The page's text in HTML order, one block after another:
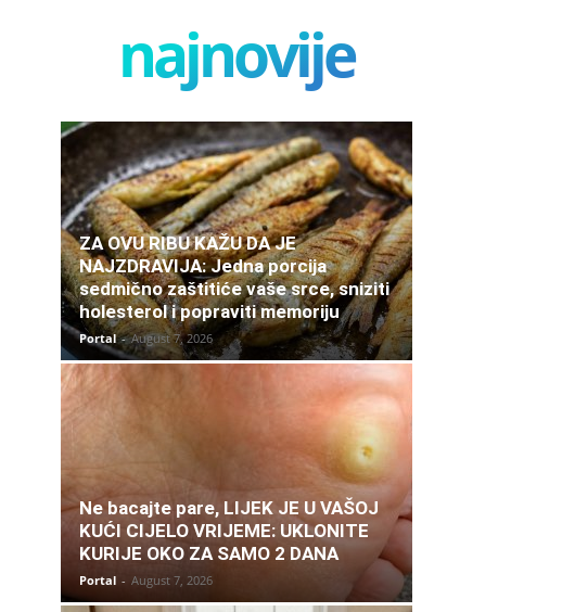
najnovije
ZA OVU RIBU KAŽU DA JE
NAJZDRAVIJA: Jedna porcija
sedmično zaštitiće vaše srce, sniziti
holesterol i popraviti memoriju
Portal - August 7, 2026
Ne bacajte pare, LIJEK JE U VAŠOJ
KUĆI CIJELO VRIJEME: UKLONITE
KURIJE OKO ZA SAMO 2 DANA
Portal - August 7, 2026